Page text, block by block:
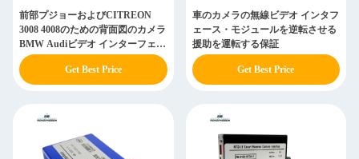
前部プジョーおよびCITREON
3008 4008のための背面図のカメラ
BMW Audiビデオ インターフェイ
ス
Get Best Price
車のカメラの無線ビデオ インタフ
ェース・モジュールを逆転させる
援助を運転する保証
Get Best Price